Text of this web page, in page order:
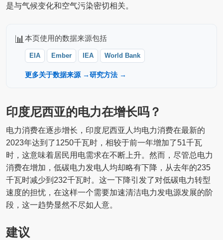
是与气候变化和空气污染密切相关。
📊 本页使用的数据来源包括
EIA Ember IEA World Bank
更多关于数据来源 →研究方法 →
印度尼西亚的电力在增长吗？
电力消费在逐步增长，印度尼西亚人均电力消费在最新的
2023年达到了1250千瓦时，相较于前一年增加了51千瓦
时，这意味着居民用电需求在不断上升。然而，尽管总电力
消费在增加，低碳电力发电人均却略有下降，从去年的235
千瓦时减少到232千瓦时。这一下降引发了对低碳电力转型
速度的担忧，在这样一个需要加速清洁电力发电源发展的阶
段，这一趋势显然不尽如人意。
建议